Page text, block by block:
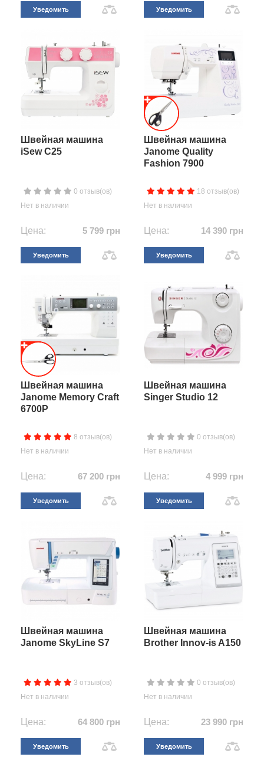
Уведомить Уведомить
Швейная машина
iSew C25
0 отзыв(ов)
Нет в наличии
Цена: 5 799 грн
Уведомить
Швейная машина
Janome Quality
Fashion 7900
18 отзыв(ов)
Нет в наличии
Цена: 14 390 грн
Уведомить
Швейная машина
Janome Memory Craft
6700P
8 отзыв(ов)
Нет в наличии
Цена: 67 200 грн
Уведомить
Швейная машина
Singer Studio 12
0 отзыв(ов)
Нет в наличии
Цена: 4 999 грн
Уведомить
Швейная машина
Janome SkyLine S7
3 отзыв(ов)
Нет в наличии
Цена: 64 800 грн
Уведомить
Швейная машина
Brother Innov-is A150
0 отзыв(ов)
Нет в наличии
Цена: 23 990 грн
Уведомить